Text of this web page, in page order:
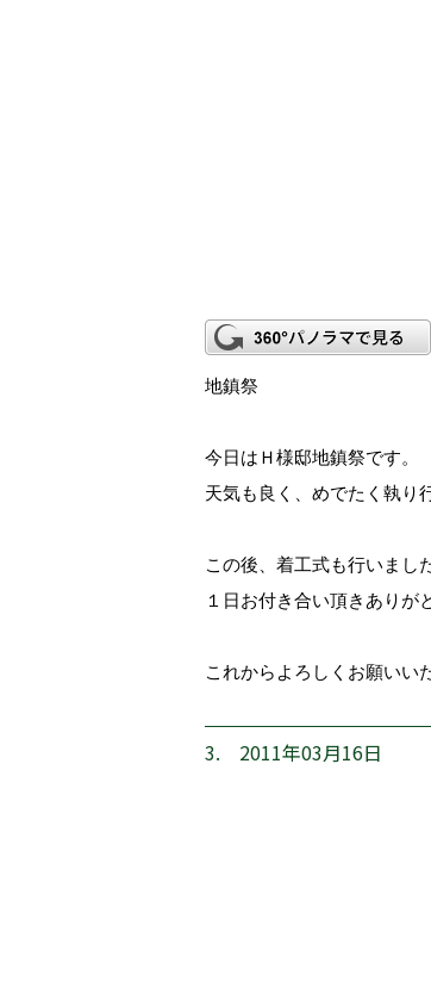
地鎮祭
今日はＨ様邸地鎮祭です。
天気も良く、めでたく執り
この後、着工式も行いまし
１日お付き合い頂きありが
これからよろしくお願いい
3. 2011年03月16日